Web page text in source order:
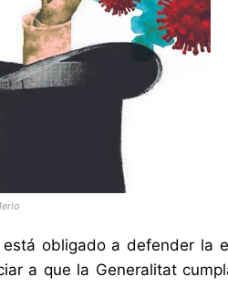
obligado a defender la
a que la Generalitat